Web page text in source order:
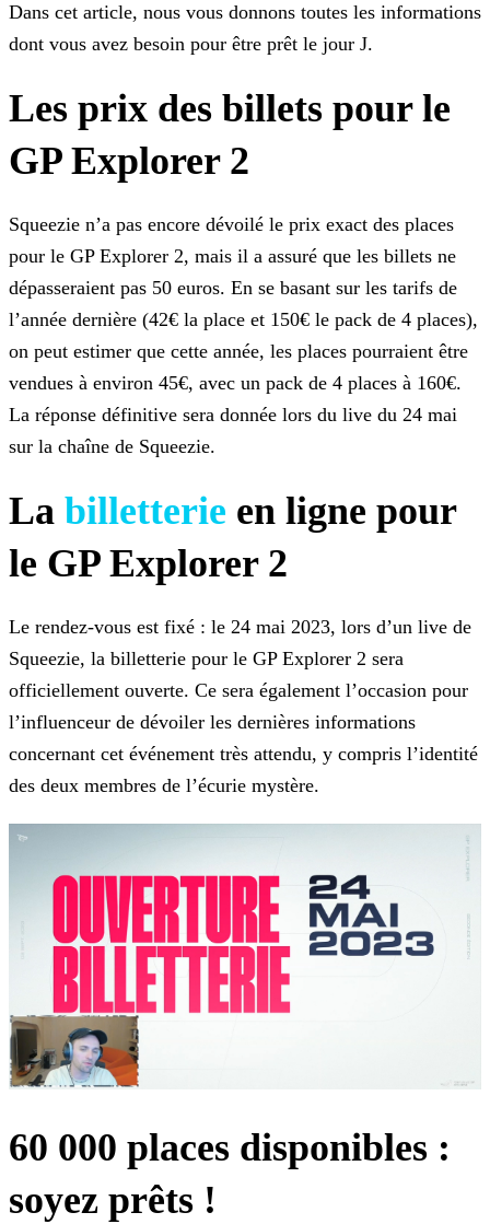
Dans cet article, nous vous donnons toutes les informations
dont vous avez besoin pour être prêt le jour J.
Les prix des billets pour le
GP Explorer 2
Squeezie n’a pas encore dévoilé le prix exact des places
pour le GP Explorer 2, mais il a assuré que les billets ne
dépasseraient pas 50 euros. En se basant sur les tarifs de
l’année dernière (42€ la place et 150€ le pack de 4 places),
on peut estimer que cette année, les places pourraient être
vendues à environ 45€, avec un pack de 4 places à 160€.
La réponse définitive sera donnée lors du live du 24 mai
sur la chaîne de Squeezie.
La billetterie en ligne pour
le GPExplorer 2
Le rendez-vous est fixé : le 24 mai 2023, lors d’un live de
Squeezie, la billetterie pour le GP Explorer 2 sera
officiellement ouverte. Ce sera également l’occasion pour
l’influenceur de dévoiler les dernières informations
concernant cet événement très attendu, y compris l’identité
des deux membres de l’écurie mystère.
60 000 places disponibles :
soyez prêts !